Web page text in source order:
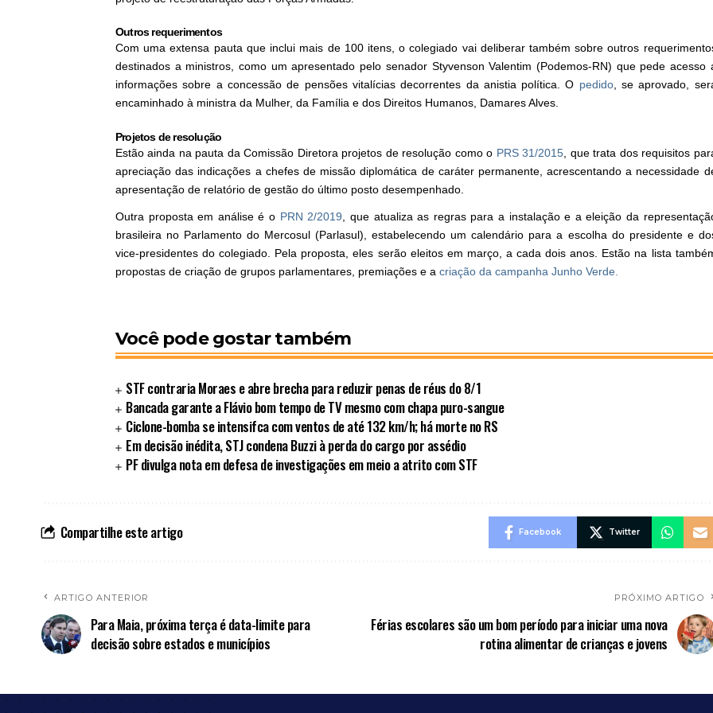
Outros requerimentos
Com uma extensa pauta que inclui mais de 100 itens, o colegiado vai deliberar também sobre outros
destinados a ministros, como um apresentado pelo senador Styvenson Valentim (Podemos-RN) que pede acesso
informações sobre a concessão de pensões vitalícias decorrentes da anistia política. O pedido, se aprovado,
encaminhado à ministra da Mulher, da Família e dos Direitos Humanos, Damares Alves.
Projetos de resolução
Estão ainda na pauta da Comissão Diretora projetos de resolução como o PRS 31/2015 , que trata dos requisitos
apreciação das indicações a chefes de missão diplomática de caráter permanente, acrescentando a necessidade
apresentação de relatório de gestão do último posto desempenhado.
Outra proposta em análise é o PRN 2/2019, que atualiza as regras para a instalação e a eleição da
brasileira no Parlamento do Mercosul (Parlasul), estabelecendo um calendário para a escolha do presidente e
vice-presidentes do colegiado. Pela proposta, eles serão eleitos em março, a cada dois anos. Estão na lista
propostas de criação de grupos parlamentares, premiações e a criação da campanha Junho Verde.
Você pode gostar também
STF contraria Moraes e abre brecha para reduzir penas de réus do 8/1
Bancada garante a Flávio bom tempo de TV mesmo com chapa puro-sangue
Ciclone-bomba se intensifca com ventos de até 132 km/h; há morte no RS
Em decisão inédita, STJ condena Buzzi à perda do cargo por assédio
PF divulga nota em defesa de investigações em meio a atrito com STF
Compartilhe este artigo Facebook Twitter
ARTIGO ANTERIOR
Para Maia, próxima terça é data-limite para
decisão sobre estados e municípios
PRÓXIMO ARTIGO
Férias escolares são um bom período para iniciar uma nova
rotina alimentar de crianças e jovens